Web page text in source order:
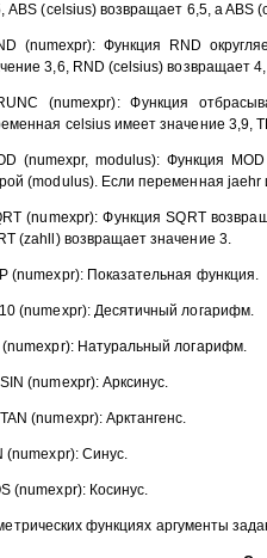
ABS (celsius) возвращает 6,5, a ABS
(numexpr): Функция RND
3,6, RND (celsius) возвращает
(numexpr): Функция
celsius имеет значение 3,9,
(numexpr, modulus): Функция
(modulus). Если переменная
(numexpr): Функция SQRT
(zahll) возвращает значение 3.
(numexpr): Показательная функция.
(numexpr): Десятичный логарифм.
(numexpr): Натуральный логарифм.
(numexpr): Арксинус.
(numexpr): Арктангенс.
(numexpr): Синус.
(numexpr): Косинус.
функциях аргументы